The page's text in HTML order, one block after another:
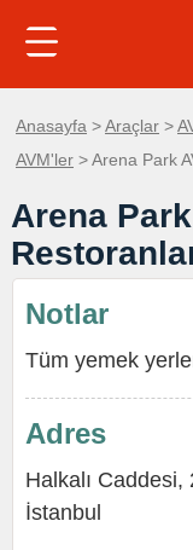
Anasayfa >Araçlar >
AVM'ler > Arena Park
Arena
Notlar
Tüm yemek
Adres
Halkalı
İstanbul